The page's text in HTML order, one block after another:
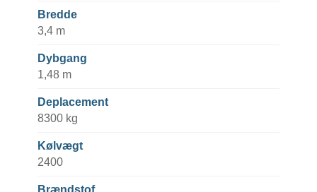
Bredde
3,4 m
Dybgang
1,48 m
Deplacement
8300 kg
Kølvægt
2400